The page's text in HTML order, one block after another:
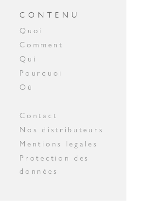
CONTENU
Quoi
Comment
Qui
Pourquoi
Oú
Contact
Nos distributeurs
Mentions legales
Protection des
données